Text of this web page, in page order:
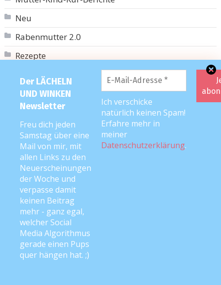
Der LÄCHELN
UND WINKEN
Newsletter
Freu dich jeden
Samstag über eine
Mail von mir, mit
allen Links zu den
Neuerscheinungen
der Woche und
verpasse damit
keinen Beitrag
mehr - ganz egal,
welcher Social
Media Algorithmus
gerade einen Pups
quer hängen hat. ;)
Ich verschicke
natürlich keinen Spam!
Erfahre mehr in
meiner
Datenschutzerklärung.
Neu
Rabenmutter 2.0
Rezepte
Schwangerschaftstagebuch
Spiele- und DIY-Tipps
Tipps & Tricks
Videos
Werbung
Wochenende in Bildern
LUW-NEWSLETTER
E-Mail*